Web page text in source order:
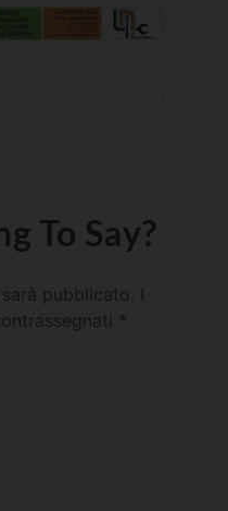
To Say?
pubblicato.
*